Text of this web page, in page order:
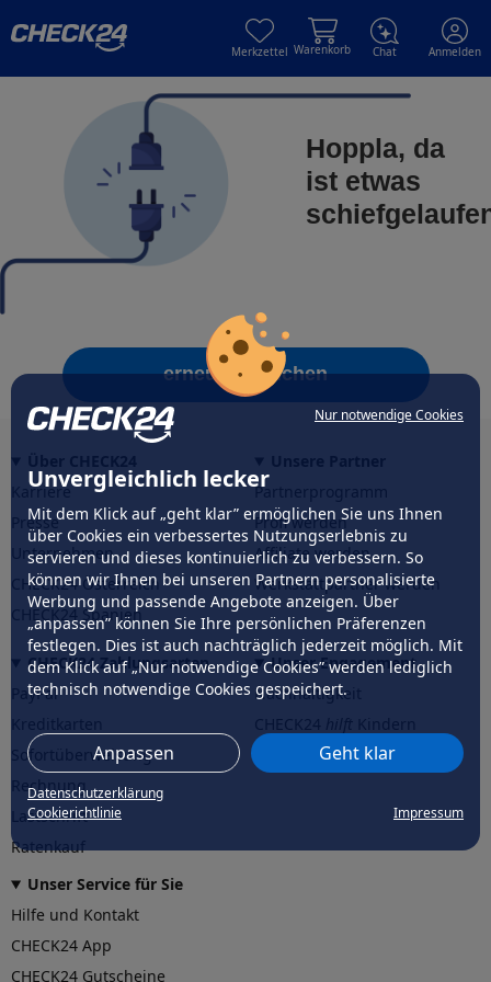
Nur notwendige Cookies
Unvergleichlich lecker
Mit dem Klick auf „geht klar” ermöglichen Sie uns Ihnen
über Cookies ein verbessertes Nutzungserlebnis zu
servieren und dieses kontinuierlich zu verbessern. So
können wir Ihnen bei unseren Partnern personalisierte
Werbung und passende Angebote anzeigen. Über
„anpassen” können Sie Ihre persönlichen Präferenzen
festlegen. Dies ist auch nachträglich jederzeit möglich. Mit
dem Klick auf „Nur notwendige Cookies” werden lediglich
technisch notwendige Cookies gespeichert.
Anpassen Geht klar
Datenschutzerklärung
Cookierichtlinie
Impressum
Merkzettel Warenkorb Chat Anmelden
Hoppla, da
ist etwas
erneut versuchen
Karriere
Presse
Unternehmen
CHECK24 Österreich
CHECK24 Spanien
Partnerprogramm
Profi werden
Affiliate werden
Werkstattpartner werden
CHECK24 Zahlungsarten
PayPal
Sofortüberweisung
Rechnung
Lastschrift
Ratenkauf
Unser Engagement
Nachhaltigkeit
CHECK24hilftder Natur
Unser Service für Sie
Hilfe und Kontakt
CHECK24 App
CHECK24 Gutscheine